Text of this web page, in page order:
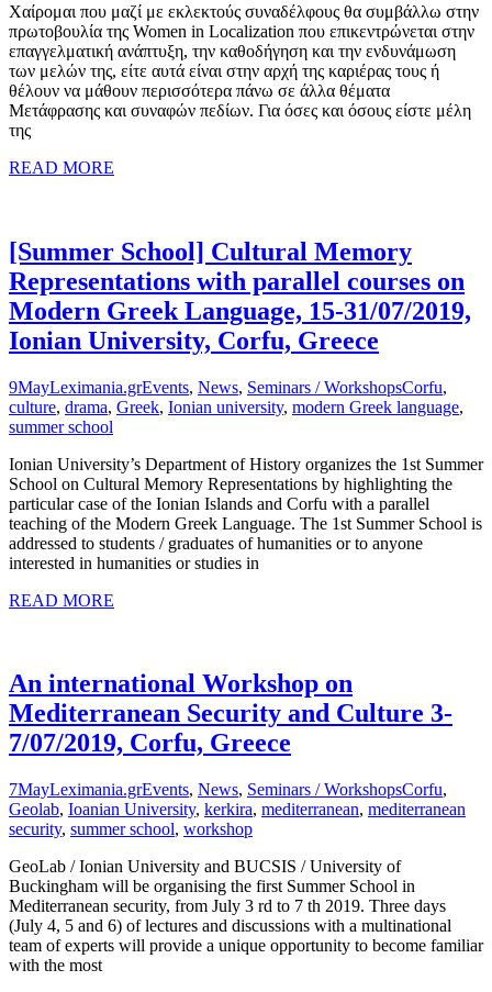
Χαίρομαι που μαζί με εκλεκτούς συναδέλφους θα συμβάλλω στην
πρωτοβουλία της Women in Localization που επικεντρώνεται στην
επαγγελματική ανάπτυξη, την καθοδήγηση και την ενδυνάμωση
των μελών της, είτε αυτά είναι στην αρχή της καριέρας τους ή
θέλουν να μάθουν περισσότερα πάνω σε άλλα θέματα
Μετάφρασης και συναφών πεδίων. Για όσες και όσους είστε μέλη
της
READ MORE
[Summer School] Cultural Memory
Representations with parallel courses on
Modern Greek Language, 15-31/07/2019,
Ionian University, Corfu, Greece
9MayLeximania.grEvents, News, Seminars / WorkshopsCorfu,
culture, drama, Greek, Ionian university, modern Greek language,
summer school
Ionian University’s Department of History organizes the 1st Summer
School on Cultural Memory Representations by highlighting the
particular case of the Ionian Islands and Corfu with a parallel
teaching of the Modern Greek Language. The 1st Summer School is
addressed to students / graduates of humanities or to anyone
interested in humanities or studies in
READ MORE
An international Workshop on
Mediterranean Security and Culture 3-
7/07/2019, Corfu, Greece
7MayLeximania.grEvents, News, Seminars / WorkshopsCorfu,
Geolab, Ioanian University, kerkira, mediterranean, mediterranean
security, summer school, workshop
GeoLab / Ionian University and BUCSIS / University of
Buckingham will be organising the first Summer School in
Mediterranean security, from July 3 rd to 7 th 2019. Three days
(July 4, 5 and 6) of lectures and discussions with a multinational
team of experts will provide a unique opportunity to become familiar
with the most